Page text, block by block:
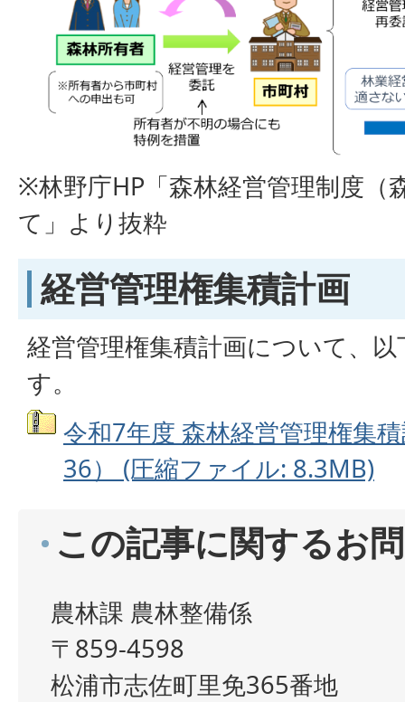
※林野庁HP「森林経営管理制度（
て」より抜粋
経営管理権集積計画
経営管理権集積計画について、
す。
令和7年度 森林経営管理権集
36） (圧縮ファイル: 8.3MB)
この記事に関するお
農林課 農林整備係
〒859-4598
松浦市志佐町里免365番地